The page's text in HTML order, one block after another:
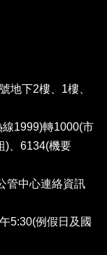
地下2樓、1樓、
1999)轉1000(市
)、6134(機要
管中心連絡資訊
5:30(例假日及國